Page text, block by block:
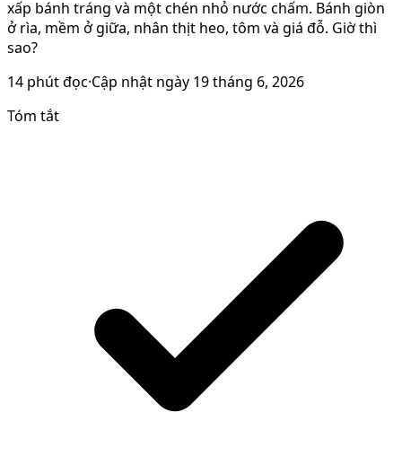
xấp bánh tráng và một chén nhỏ nước chấm. Bánh giòn
ở rìa, mềm ở giữa, nhân thịt heo, tôm và giá đỗ. Giờ thì
sao?
14 phút đọc·Cập nhật ngày 19 tháng 6, 2026
Tóm tắt